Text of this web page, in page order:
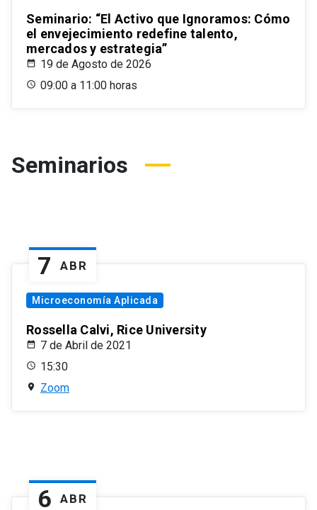
Seminario: “El Activo que Ignoramos: Cómo
el envejecimiento redefine talento,
mercados y estrategia”
19 de Agosto de 2026
09:00 a 11:00 horas
Seminarios
7 ABR
Microeconomía Aplicada
Rossella Calvi, Rice University
7 de Abril de 2021
15:30
Zoom
6 ABR